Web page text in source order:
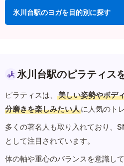
氷川台駅のヨガを目的別に探す
氷川台駅のピラティス
ピラティスは、 美しい姿勢やボデ
分磨きを楽しみたい人に人気のト
多くの著名人も取り入れており、
として注目されています。
体の軸や重心のバランスを意識し